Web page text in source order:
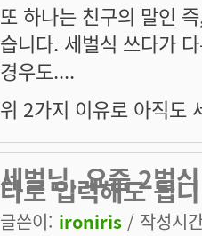
또 하나는 친구의 말인
습니다. 세벌식 쓰다가
경우도....
위 2가지 이유로 아직도
세벌님. 요즘 2벌
타로 입력해도 됩니
글쓴이: ironiris / 작성시